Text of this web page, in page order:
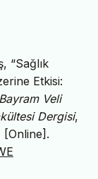
“Sağlık
Etkisi:
Veli
Dergisi,
[Online].